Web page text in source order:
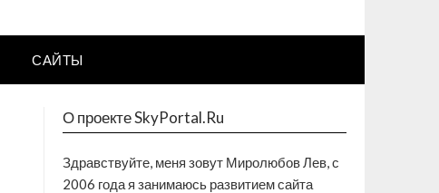
САЙТЫ
О проекте SkyPortal.Ru
Здравствуйте, меня зовут Миролюбов Лев, с
2006 года я занимаюсь развитием сайта